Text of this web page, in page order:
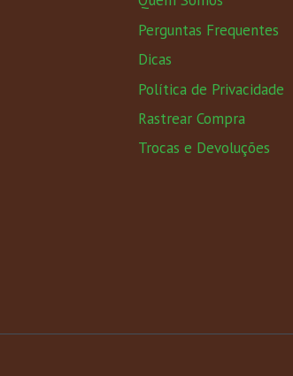
Perguntas Frequentes
Dicas
Política de Privacidade
Rastrear Compra
Trocas e Devoluções